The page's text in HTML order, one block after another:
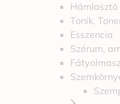
Hámlasztó
Tonik,
Esszencia
Szérum,